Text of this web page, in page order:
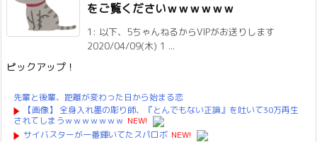
をご覧くださいｗｗｗｗｗｗ
1: 以下、5ちゃんねるからVIPがお送りします
2020/04/09(木) 1 ...
ピックアップ！
先輩と後輩、距離が変わった日から始まる恋
【画像】 全身入れ墨の彫り師、『とんでもない正論』を吐いて30万再生
されてしまうｗｗｗｗｗｗｗ NEW!
サイバスターが一番輝いてたスパロボ NEW!